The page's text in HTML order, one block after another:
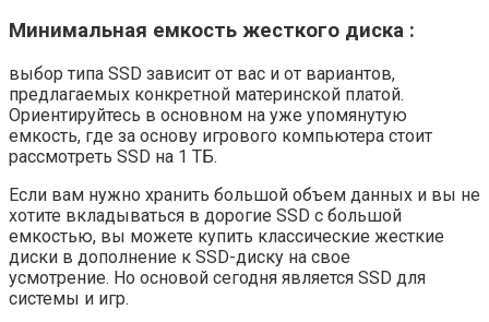
Минимальная емкость жесткого диска :
выбор типа SSD зависит от вас и от вариантов,
предлагаемых конкретной материнской платой.
Ориентируйтесь в основном на уже упомянутую
емкость, где за основу игрового компьютера стоит
рассмотреть SSD на 1 ТБ.
Если вам нужно хранить большой объем данных и вы не
хотите вкладываться в дорогие SSD с большой
емкостью, вы можете купить классические жесткие
диски в дополнение к SSD-диску на свое
усмотрение. Но основой сегодня является SSD для
системы и игр.